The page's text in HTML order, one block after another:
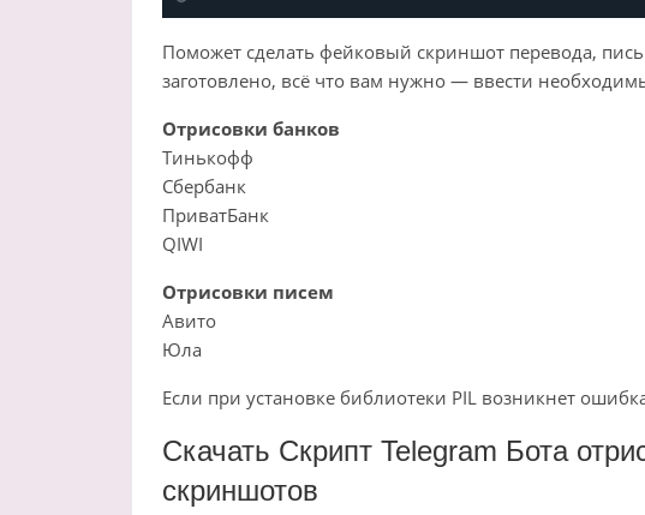
Поможет сделать фейковый скриншот перевода,
заготовлено, всё что вам нужно — ввести
Отрисовки банков
Тинькофф
Сбербанк
ПриватБанк
QIWI
Отрисовки писем
Авито
Юла
Если при установке библиотеки PIL возникнет
Скачать Скрипт Telegram Бота
скриншотов